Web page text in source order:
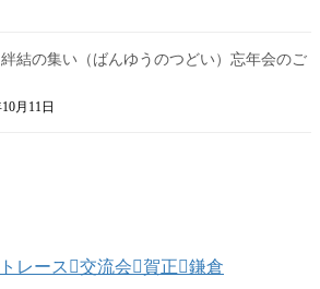
結の集い（ばんゆうのつどい）忘年会のご
月11日
レース
交流会 賀正 鎌倉